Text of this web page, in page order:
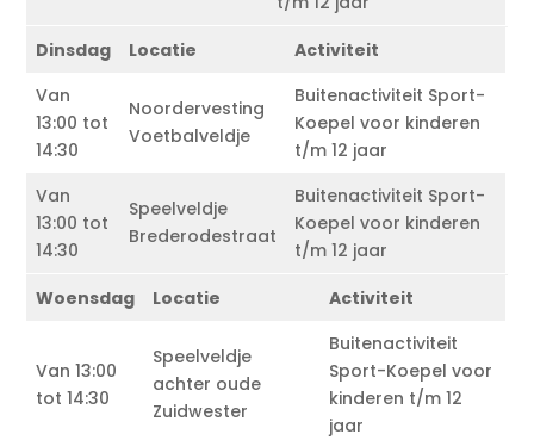
Dinsdag
Locatie
Activiteit
Van
13:00 tot
14:30
Noordervesting
Voetbalveldje
Buitenactiviteit Sport-
Koepel voor kinderen
t/m 12 jaar
Van
13:00 tot
14:30
Speelveldje
Brederodestraat
Buitenactiviteit Sport-
Koepel voor kinderen
t/m 12 jaar
Woensdag
Locatie Activiteit
Van 13:00
tot 14:30
Speelveldje
achter oude
Zuidwester
Buitenactiviteit
Sport-Koepel voor
kinderen t/m 12
jaar